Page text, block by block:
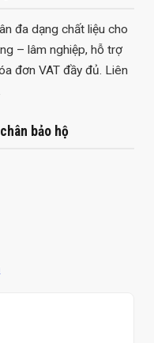
đa dạng chất liệu cho
– lâm nghiệp, hỗ trợ
đơn VAT đầy đủ. Liên
bảo hộ